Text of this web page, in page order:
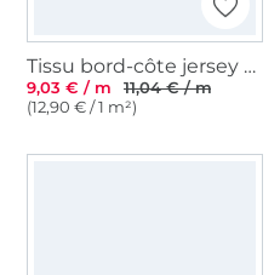
Tissu bord-côte jersey tubulaire recyclé, curry chiné
9,03 € / m
11,04 € / m
(12,90 € / 1 m²)